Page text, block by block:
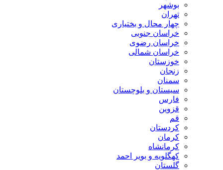
بوشهر
تهران
چهار محال و بختیاری
خراسان جنوبی
خراسان رضوی
خراسان شمالی
خوزستان
زنجان
سمنان
سیستان و بلوچستان
فارس
قزوین
قم
کردستان
کرمان
کرمانشاه
کهگلویه و بویر احمد
گلستان